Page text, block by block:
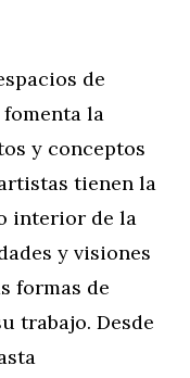
de
la
y conceptos
tienen la
interior de la
y visiones
formas de
trabajo. Desde